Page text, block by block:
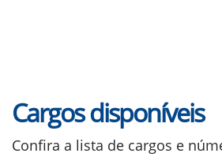
Cargos disponíveis
Confira a lista de cargos e